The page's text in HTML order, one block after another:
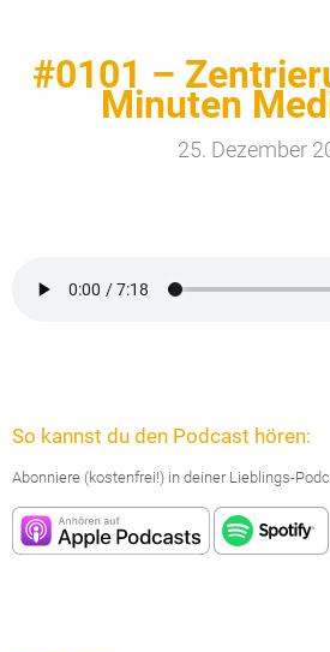
#0101 –
Minuten
25. Dezember
So kannst du den Podcast hören:
Abonniere (kostenfrei!) in deiner Lieblings-